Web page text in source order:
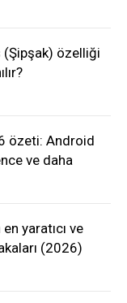
özelliği
özeti: Android
ve daha
yaratıcı ve
(2026)